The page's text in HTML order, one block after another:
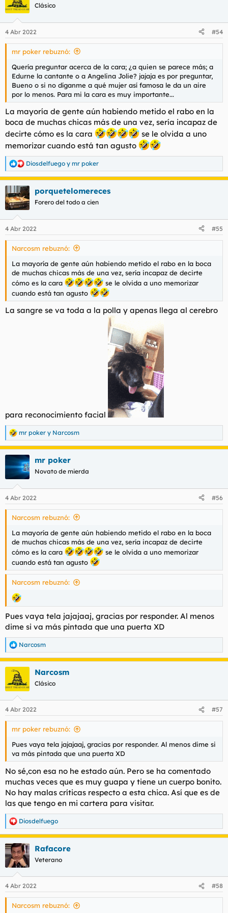
LUGAR DE ENCUENTRO
Aire Acondicionado/Calefacción
Discreción del lugar: Muy discreto
Valoración de las instalaciones
: Las instalaciones que ya
conocéis. Espectacular espacio muy bien reformado y
preparado.
SERVICIO
Fecha aproximada de la experiencia : Esta semana
Tarifa contratada: 1 hora. Body to body. 100+10 prueba
Duración real del servicio: 1hora
: Si, con lengua
Mamada(con/sin protección): Sin. Brutal!
Cunnilingus: Si, hasta jartarte
Griego: No lo sé, no pregunté
Valoración de la experiencia(0 a 10): 10
Relato del encuentro: Ya conocéis como es el centro, al estilo
de MV. Llegué a la hora acordada y me atendió una
compañera (no sabría decir quien). Test correspondiente y
paso a la ducha. Me encanta el "pack de bienvenida" con sus
zapatillas, esponja y demás... dices, "que detallistas", pero luego
recuerdas los 110 pavitos que te estás dejando y es normal.
Duchita y a la habitación de nuevo y allí ya es disfrutar de una
chica espectacular, muy guapa y muy complaciente. Empieza
el masaje por las piernas y ya estás agitado pero cuando
contenerte para poder seguir con el masaje... Termina el
masaje y empieza una felación salivada buenísima, cambio de
posturas, 69 (que rica sabe mi Iris)... besos y explosión en sus
tetas.
En mi opinión por el trato y por la implicación soy de los que
opina que merece la pena ahorrar un poco y pegarse un
homenaje así. La próxima vez intentaré aprovechar algún
descuento y, si el bolsillo lo permite, iré a un 4 manos.
Clásico
4 Abr 2022 #54
mr poker rebuznó:
Quería preguntar acerca de la cara; ¿a quien se parece más; a
Edurne la cantante o a Angelina Jolie? jajaja es por preguntar,
Bueno o si no díganme a qué mujer así famosa le da un aire
por lo menos. Para mi la cara es muy importante...
La mayoría de gente aún habiendo metido el rabo en la
boca de muchas chicas más de una vez, sería incapaz de
decirte cómo es la cara
se le olvida a uno
memorizar cuando está tan agusto
R
e
a
c
c
i
e
s
Diosdelfuego y mr poker
porquetelomereces
Forero del todo a cien
4 Abr 2022 #55
Narcosm rebuznó:
La mayoría de gente aún habiendo metido el rabo en la boca
de muchas chicas más de una vez, sería incapaz de decirte
cómo es la cara
se le olvida a uno memorizar
cuando está tan agusto
La sangre se va toda a la polla y apenas llega al cerebro
para reconocimiento facial
R
e
a
c
i
e
s
mr poker y Narcosm
mr poker
Novato de mierda
4 Abr 2022 #56
Narcosm rebuznó:
La mayoría de gente aún habiendo metido el rabo en la boca
de muchas chicas más de una vez, sería incapaz de decirte
cómo es la cara
se le olvida a uno memorizar
cuando está tan agusto
Narcosm rebuznó:
Pues vaya tela jajajaaj, gracias por responder. Al menos
dime si va más pintada que una puerta XD
R
e
a
c
i
e
s
Narcosm
Narcosm
Clásico
4 Abr 2022 #57
mr poker rebuznó:
Pues vaya tela jajajaaj, gracias por responder. Al menos dime si
va más pintada que una puerta XD
No sé,con esa no he estado aún. Pero se ha comentado
muchas veces que es muy guapa y tiene un cuerpo bonito.
No hay malas críticas respecto a esta chica. Así que es de
las que tengo en mi cartera para visitar.
R
e
a
c
c
i
e
s
Diosdelfuego
Rafacore
Veterano
4 Abr 2022 #58
Narcosm rebuznó: